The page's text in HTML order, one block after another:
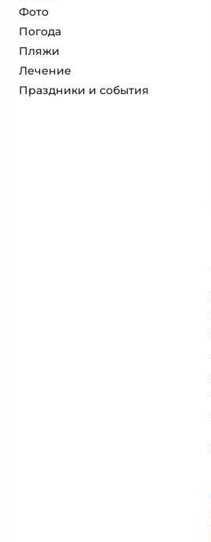
Фото
Погода
Пляжи
Лечение
Праздники и события